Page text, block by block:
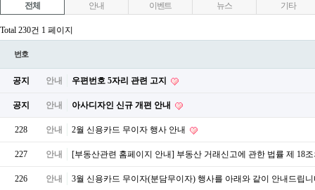
전체 안내 이벤트 뉴스 기타
Total 230건 1 페이지
번호
공지 안내 우편번호 5자리 관련 고지
공지 안내 아사디자인 신규 개편 안내
228 안내 2월 신용카드 무이자 행사 안내
227 안내 [부동산관련 홈페이지 안내] 부동산 거래신고에 관한 법률 제 18
226 안내 3월 신용카드 무이자(분담무이자) 행사를 아래와 같이 안내드립